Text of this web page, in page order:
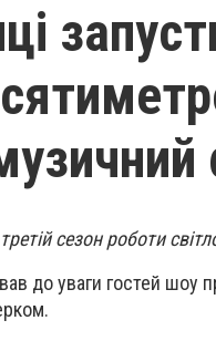
сезон роботи
до уваги гостей шоу